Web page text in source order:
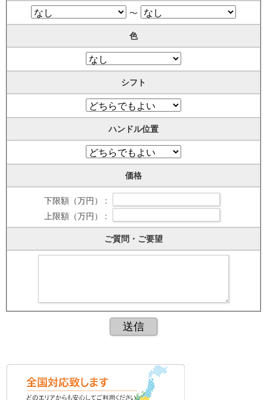
〜
色
シフト
ハンドル位置
価格
下限額（万円） :
上限額（万円） :
ご質問・ご要望